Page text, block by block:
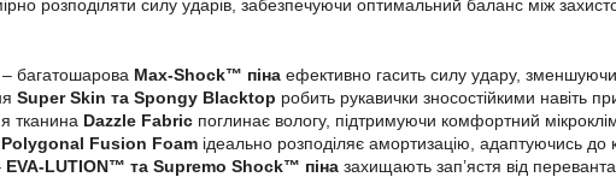
розподіляти силу ударів, забезпечуючи оптимальний баланс між
– багатошарова Max-Shock™ піна ефективно гасить силу удару,
Super Skin та Spongy Blacktop робить рукавички зносостійкими навіть
тканина Dazzle Fabric поглинає вологу, підтримуючи комфортний
Polygonal Fusion Foam ідеально розподіляє амортизацію, адаптуючись до
EVA-LUTION™ та Supremo Shock™ піна захищають зап’ястя від